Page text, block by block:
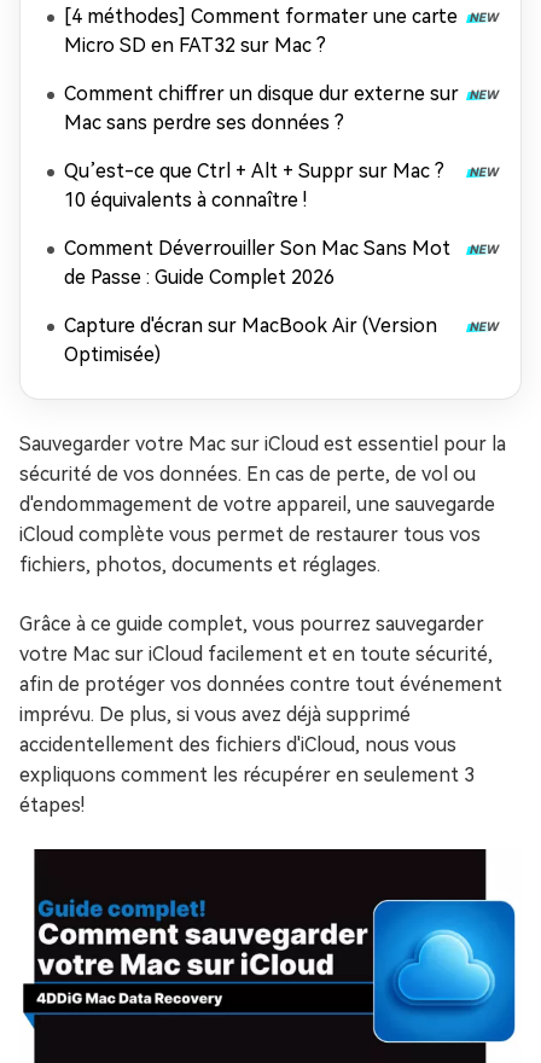
[4 méthodes] Comment formater une carte
Micro SD en FAT32 sur Mac ?
Comment chiffrer un disque dur externe sur
Mac sans perdre ses données ?
Qu’est-ce que Ctrl + Alt + Suppr sur Mac ?
10 équivalents à connaître !
Comment Déverrouiller Son Mac Sans Mot
de Passe : Guide Complet 2026
Capture d'écran sur MacBook Air (Version
Optimisée)
Sauvegarder votre Mac sur iCloud est essentiel pour la
sécurité de vos données. En cas de perte, de vol ou
d'endommagement de votre appareil, une sauvegarde
iCloud complète vous permet de restaurer tous vos
fichiers, photos, documents et réglages.
Grâce à ce guide complet, vous pourrez sauvegarder
votre Mac sur iCloud facilement et en toute sécurité,
afin de protéger vos données contre tout événement
imprévu. De plus, si vous avez déjà supprimé
accidentellement des fichiers d'iCloud, nous vous
expliquons comment les récupérer en seulement 3
étapes!